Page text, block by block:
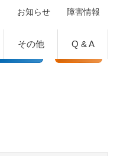
お知らせ 障害情報
その他 Q & A